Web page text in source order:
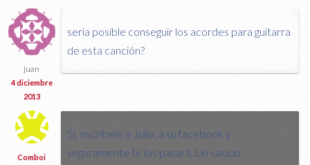
juan
4 diciembre
2013
sería posible conseguir los acordes para guitarra
de esta canción?
Comboi
Si, escríbele a Julio, a su facebook y
seguramente te los pasará. Un saludo